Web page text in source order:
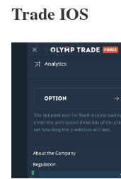
Trade IOS